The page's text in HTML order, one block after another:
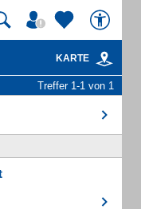
KARTE
Treffer 1-1 von 1